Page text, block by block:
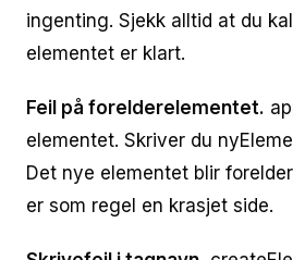
ingenting. Sjekk alltid at du
elementet er klart.
Feil på forelderelementet.
elementet. Skriver du
Det nye elementet blir
er som regel en krasjet side.